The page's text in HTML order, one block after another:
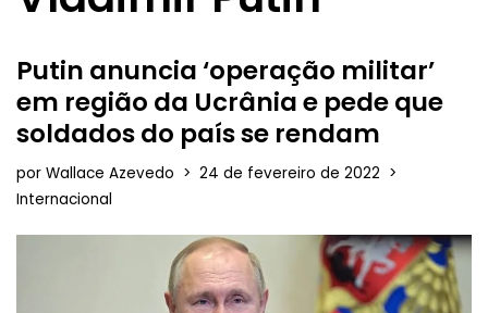
Putin anuncia ‘operação militar’
em região da Ucrânia e pede que
soldados do país se rendam
por Wallace Azevedo
24 de fevereiro de 2022
Internacional